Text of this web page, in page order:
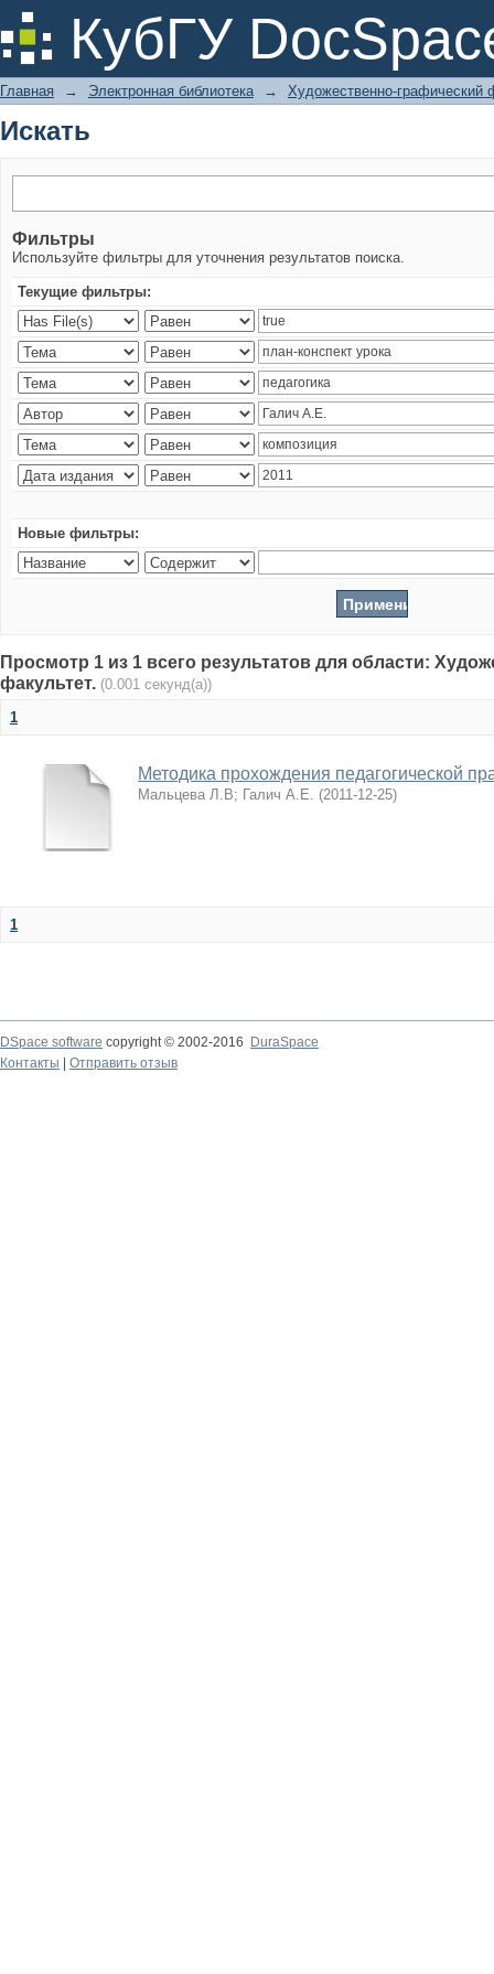
КубГУ
Искать
Главная → Электронная библиотека → Художественно-графический
Искать
Фильтры
Используйте фильтры для уточнения результатов поиска.
Текущие фильтры:
Новые фильтры:
Просмотр 1 из 1 всего результатов для области:
факультет. (0.001 секунд(а))
1
Методика прохождения педагогической
Мальцева Л.В; Галич А.Е. (2011-12-25)
1
DSpace software copyright © 2002-2016
DuraSpace
Контакты
Отправить отзыв